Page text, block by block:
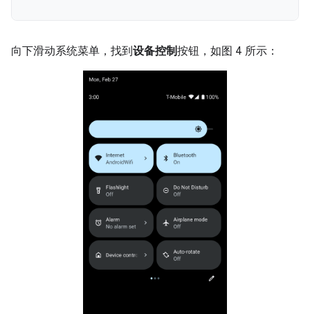
向下滑动系统菜单，找到设备控制按钮，如图 4 所示：